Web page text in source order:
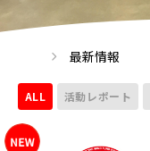
最新情報
ALL 活動レポート